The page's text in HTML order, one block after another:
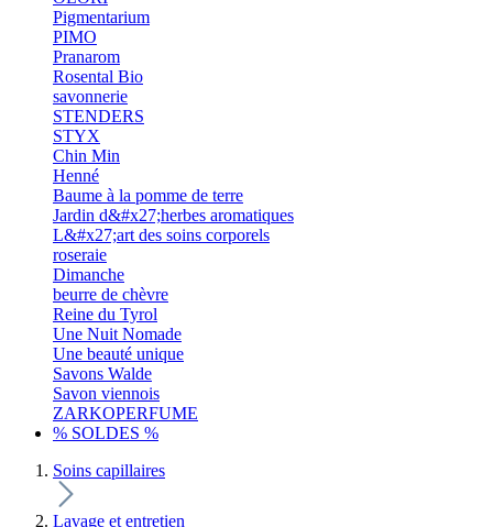
Pigmentarium
PIMO
Pranarom
Rosental Bio
savonnerie
STENDERS
STYX
Chin Min
Henné
Baume à la pomme de terre
Jardin d&#x27;herbes aromatiques
L&#x27;art des soins corporels
roseraie
Dimanche
beurre de chèvre
Reine du Tyrol
Une Nuit Nomade
Une beauté unique
Savons Walde
Savon viennois
ZARKOPERFUME
% SOLDES %
Soins capillaires
Lavage et entretien